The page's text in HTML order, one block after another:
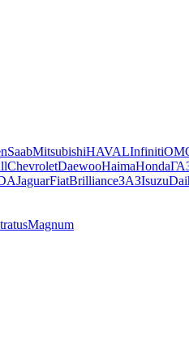
SaabMitsubishiHAVALInfiniti
ChevroletDaewooHaimaHonda
JaguarFiatBrillianceЗАЗIsuzu
Magnum